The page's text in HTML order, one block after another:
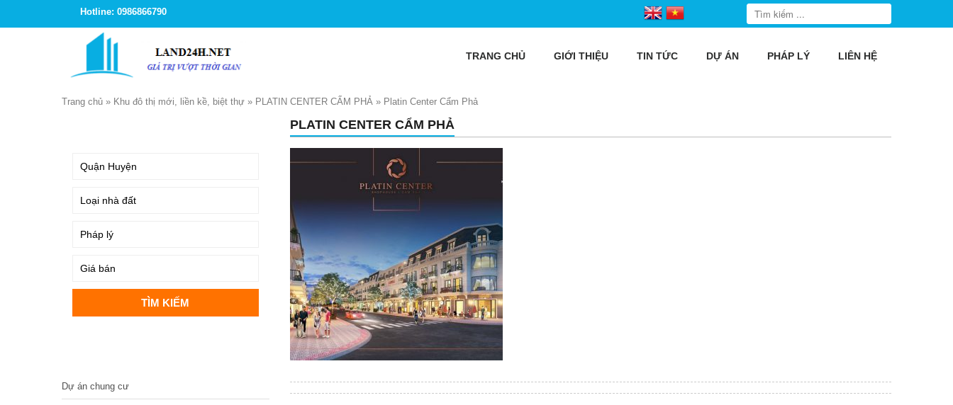
Hotline: 0986866790
TRANG CHỦ GIỚI THIỆU TIN TỨC DỰ ÁN PHÁP LÝ LIÊN HỆ
Trang chủ » Khu đô thị mới, liền kề, biệt thự » PLATIN CENTER CẨM PHẢ » Platin Center Cẩm Phả
PLATIN CENTER CẨM PHẢ
Dự án chung cư